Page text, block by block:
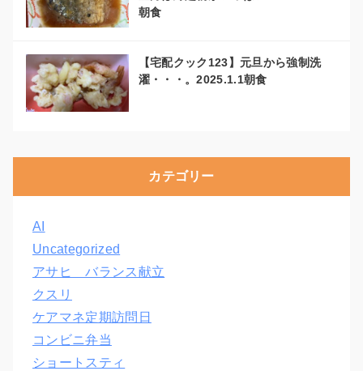
朝食
【宅配クック123】元旦から強制洗
濯・・・。2025.1.1朝食
カテゴリー
AI
Uncategorized
アサヒ バランス献立
クスリ
ケアマネ定期訪問日
コンビニ弁当
ショートスティ